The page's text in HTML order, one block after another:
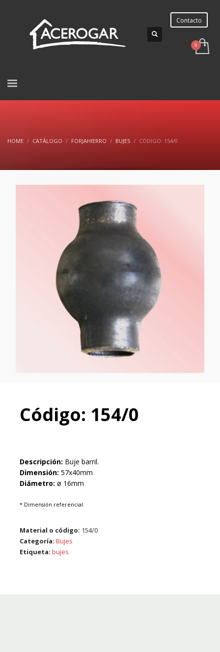
Contacto
HOME CATÁLOGO FORJAHIERRO BUJES CÓDIGO: 154/0
Código: 154/0
Descripción: Buje barril.
Dimensión: 57x40mm
Diámetro: ø 16mm
* Dimensión referencial.
Material o código: 154/0
Categoría: Bujes
Etiqueta: bujes